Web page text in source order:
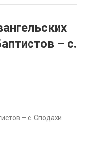
– с.
– с. Сподахи